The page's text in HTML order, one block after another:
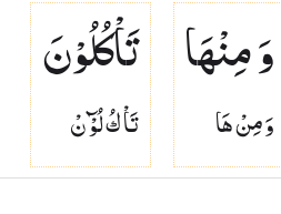
وَ مِنْهَا
وَ مِنْ هَا
تَاْكُلُوْنَ
تَاْ كُ لُوْٓ نْ